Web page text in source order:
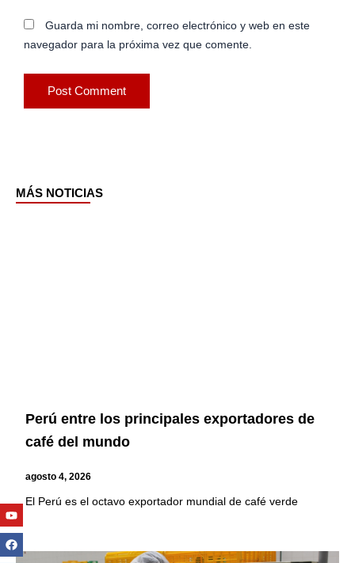
Guarda mi nombre, correo electrónico y web en este
navegador para la próxima vez que comente.
MÁS NOTICIAS
Perú entre los principales exportadores de
café del mundo
agosto 4, 2026
El Perú es el octavo exportador mundial de café verde
Youtube
Facebook
Twitter
Linkedin
Instagram